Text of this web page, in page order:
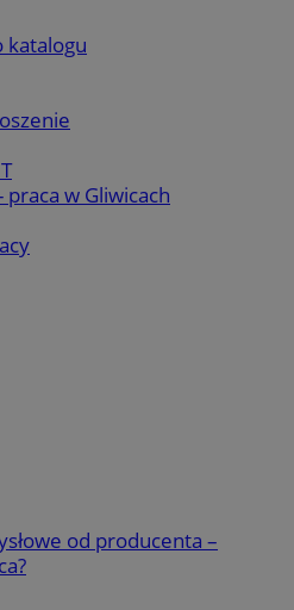
katalogu
praca w Gliwicach
od producenta –